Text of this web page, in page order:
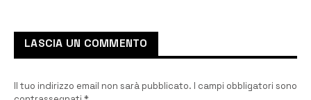
LASCIA UN COMMENTO
Il tuo indirizzo email non sarà pubblicato. I campi obbligatori sono